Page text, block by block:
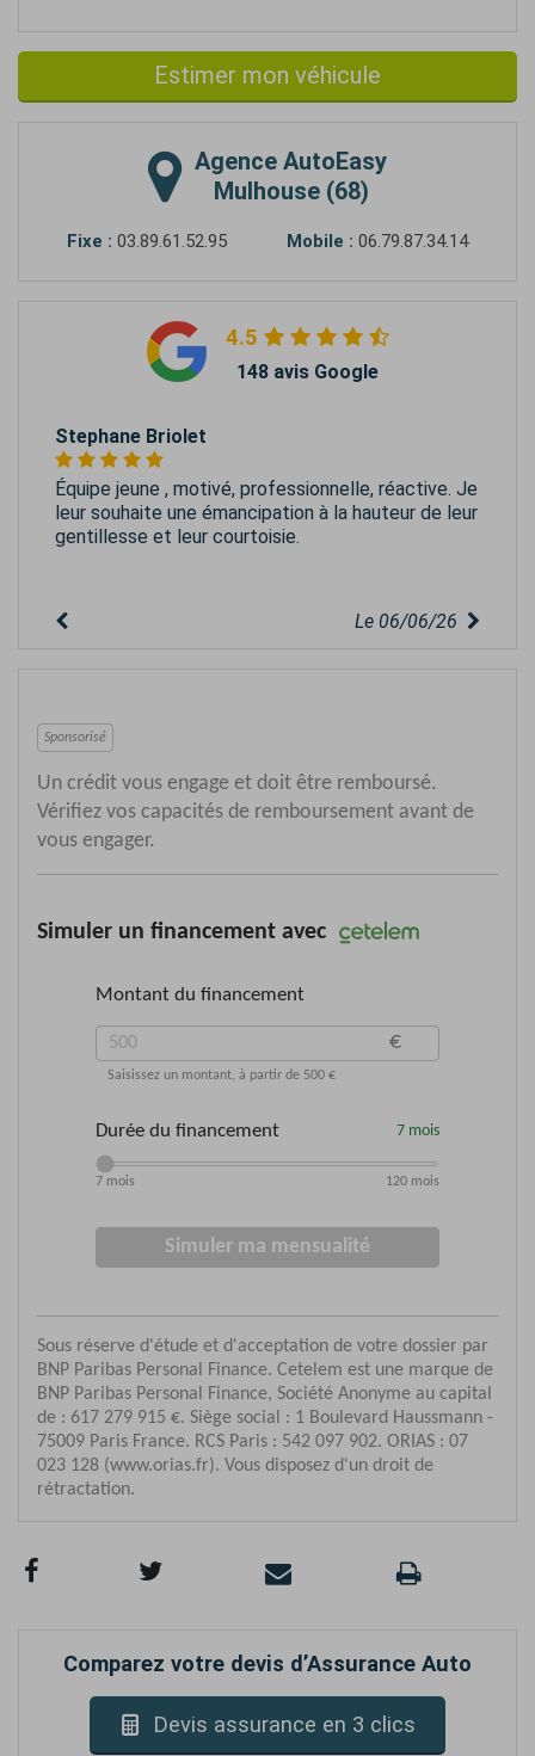
Estimer mon véhicule
Agence AutoEasy
Mulhouse (68)
Fixe : 03.89.61.52.95 Mobile : 06.79.87.34.14
4.5
148 avis Google
Stephane Briolet
Équipe jeune , motivé, professionnelle, réactive. Je
leur souhaite une émancipation à la hauteur de leur
gentillesse et leur courtoisie.
Le 06/06/26
Comparez votre devis d’Assurance Auto
Devis assurance en 3 clics